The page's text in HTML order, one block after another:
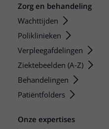
Zorg en behandeling
Wachttijden
Poliklinieken
Verpleegafdelingen
Ziektebeelden (A-Z)
Behandelingen
Patiëntfolders
Onze expertises